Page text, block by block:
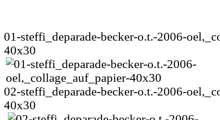
01-steffi_deparade-becker-o.t.-2006-
40x30
02-steffi_deparade-becker-o.t.-2006-
40x30